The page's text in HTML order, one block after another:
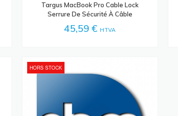
Targus MacBook Pro Cable Lock
Serrure De Sécurité À Câble
45,59 € HTVA
HORS STOCK